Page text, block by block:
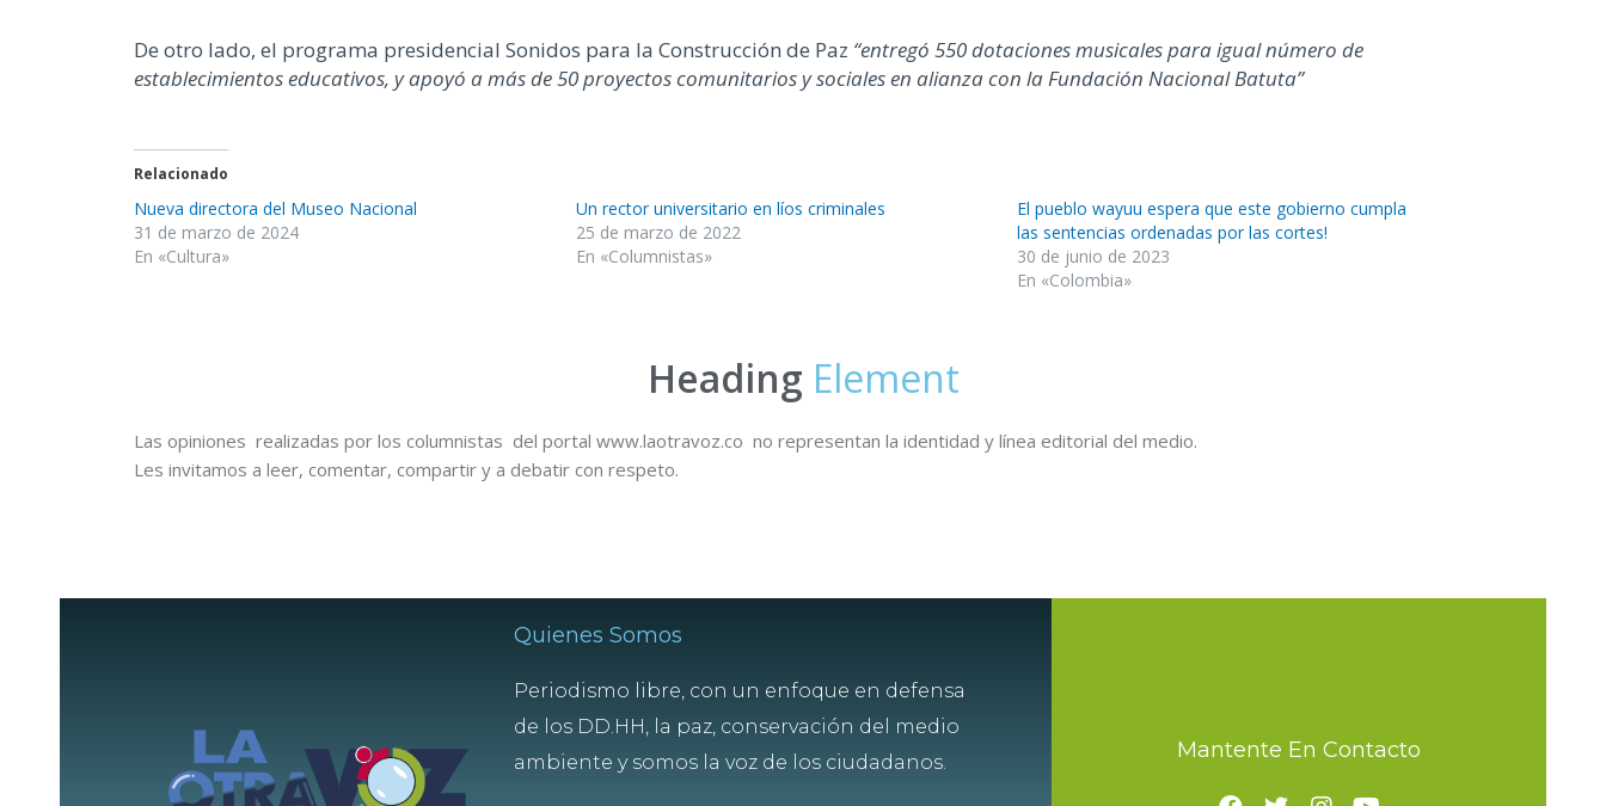
De otro lado, el programa presidencial Sonidos para la Construcción de Paz “entregó 550 dotaciones musicales para igual número de
establecimientos educativos, y apoyó a más de 50 proyectos comunitarios y sociales en alianza con la Fundación Nacional Batuta”
Relacionado
Nueva directora del Museo Nacional
31 de marzo de 2024
En «Cultura»
Un rector universitario en líos criminales
25 de marzo de 2022
En «Columnistas»
El pueblo wayuu espera que este gobierno cumpla
las sentencias ordenadas por las cortes!
30 de junio de 2023
En «Colombia»
Heading Element
Las opiniones realizadas por los columnistas del portal www.laotravoz.co no representan la identidad y línea editorial del medio.
Les invitamos a leer, comentar, compartir y a debatir con respeto.
Quienes Somos
Periodismo libre, con un enfoque en defensa
de los DD.HH, la paz, conservación del medio
ambiente y somos la voz de los ciudadanos.
Mantente En Contacto
F T I Y